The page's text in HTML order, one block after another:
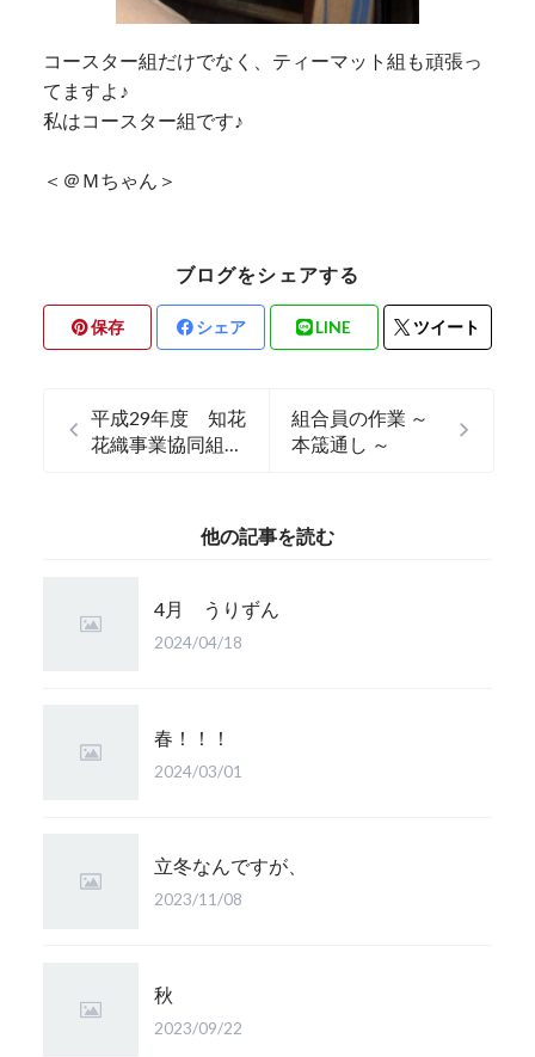
コースター組だけでなく、ティーマット組も頑張っ
てますよ♪
私はコースター組です♪
＜＠Ｍちゃん＞
ブログをシェアする
保存 シェア LINE ツイート
平成29年度 知花
花織事業協同組
組合員の作業 ～
本筬通し ～
他の記事を読む
4月 うりずん
2024/04/18
春！！！
2024/03/01
立冬なんですが、
2023/11/08
秋
2023/09/22